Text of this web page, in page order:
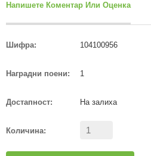
Напишете Коментар Или Оценка
Шифра: 104100956
Наградни поени: 1
Достапност: На залиха
Количина: